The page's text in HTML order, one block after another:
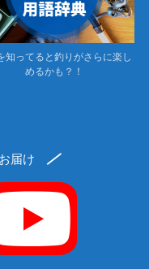
知ってると釣りがさらに楽し
めるかも？！
届け